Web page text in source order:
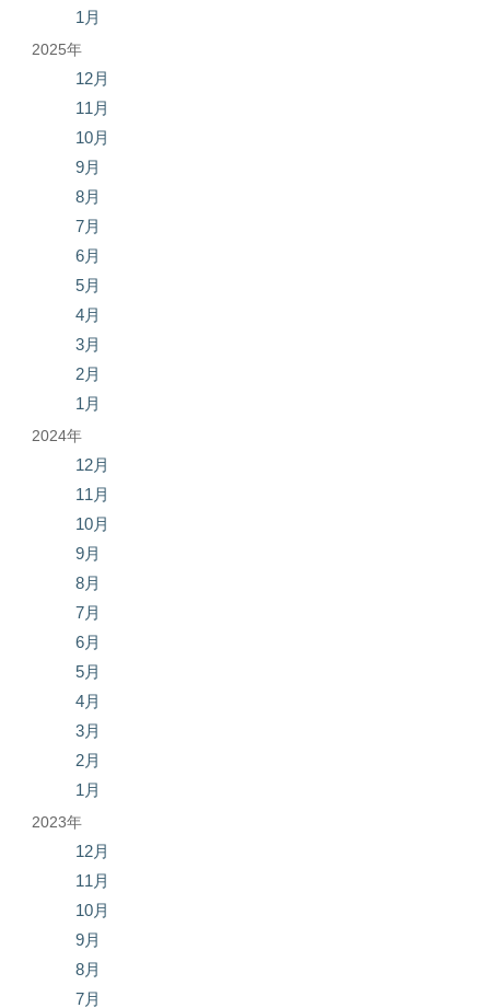
1月
2025年
12月
11月
10月
9月
8月
7月
6月
5月
4月
3月
2月
1月
2024年
12月
11月
10月
9月
8月
7月
6月
5月
4月
3月
2月
1月
2023年
12月
11月
10月
9月
8月
7月